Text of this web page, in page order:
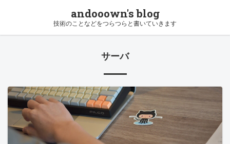
andooown's blog
技術のことなどをつらつらと書いていきます
サーバ